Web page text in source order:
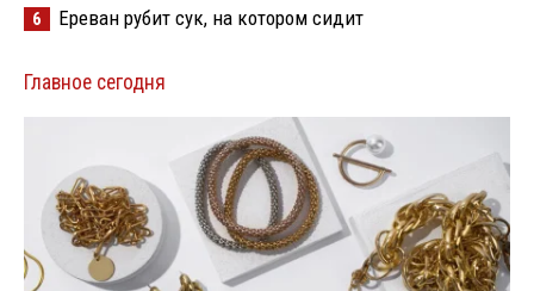
6 Ереван рубит сук, на котором сидит
Главное сегодня